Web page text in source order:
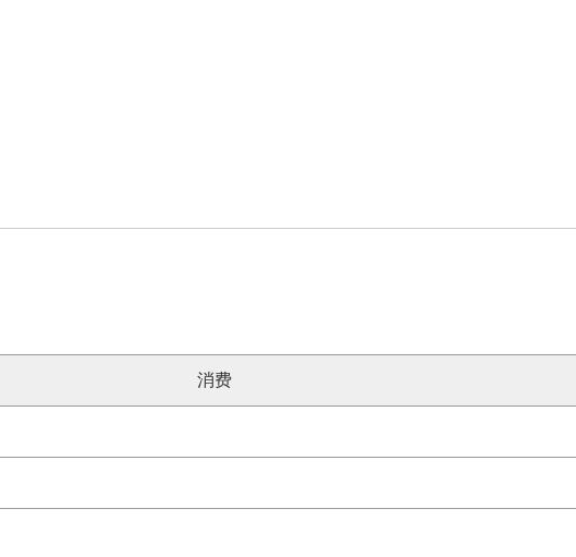
消费